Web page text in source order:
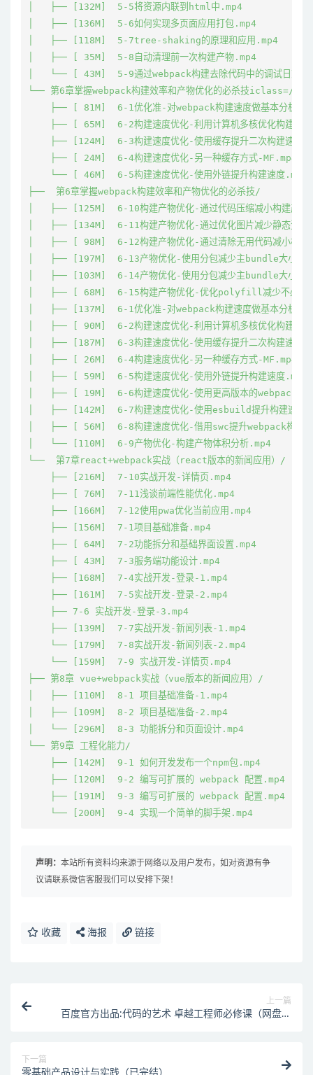
│   ├── [132M]  5-5将资源内联到html中.mp4
│   ├── [136M]  5-6如何实现多页面应用打包.mp4
│   ├── [118M]  5-7tree-shaking的原理和应用.mp4
│   ├── [ 35M]  5-8自动清理前一次构建产物.mp4
│   └── [ 43M]  5-9通过webpack构建去除代码中的调试日志
└── 第6章掌握webpack构建效率和产物优化的必杀技iclass=/
├── [ 81M]  6-1优化准-对webpack构建速度做基本分析
├── [ 65M]  6-2构建速度优化-利用计算机多核优化构建
├── [124M]  6-3构建速度优化-使用缓存提升二次构建速度
    ├── [ 24M]  6-4构建速度优化-另一种缓存方式-MF.mp4
    └── [ 46M]  6-5构建速度优化-使用外链提升构建速度.mp4
├──  第6章掌握webpack构建效率和产物优化的必杀技/
│   ├── [125M]  6-10构建产物优化-通过代码压缩减小构建产物
│   ├── [134M]  6-11构建产物优化-通过优化图片减少静态资源
│   ├── [ 98M]  6-12构建产物优化-通过清除无用代码减小构建
│   ├── [197M]  6-13产物优化-使用分包减少主bundle大小-
│   ├── [103M]  6-14产物优化-使用分包减少主bundle大小-
│   ├── [ 68M]  6-15构建产物优化-优化polyfill减少不必要的
│   ├── [137M]  6-1优化准-对webpack构建速度做基本分析
│   ├── [ 90M]  6-2构建速度优化-利用计算机多核优化构建
│   ├── [187M]  6-3构建速度优化-使用缓存提升二次构建速度
│   ├── [ 26M]  6-4构建速度优化-另一种缓存方式-MF.mp4
│   ├── [ 59M]  6-5构建速度优化-使用外链提升构建速度.mp4
│   ├── [ 19M]  6-6构建速度优化-使用更高版本的webpack和
│   ├── [142M]  6-7构建速度优化-使用esbuild提升构建速度
│   ├── [ 56M]  6-8构建速度优化-借用swc提升webpack构建
│   └── [110M]  6-9产物优化-构建产物体积分析.mp4
└──  第7章react+webpack实战（react版本的新闻应用）/
    ├── [216M]  7-10实战开发-详情页.mp4
    ├── [ 76M]  7-11浅谈前端性能优化.mp4
    ├── [166M]  7-12使用pwa优化当前应用.mp4
    ├── [156M]  7-1项目基础准备.mp4
    ├── [ 64M]  7-2功能拆分和基础界面设置.mp4
    ├── [ 43M]  7-3服务端功能设计.mp4
    ├── [168M]  7-4实战开发-登录-1.mp4
    ├── [161M]  7-5实战开发-登录-2.mp4
    ├── 7-6 实战开发-登录-3.mp4
    ├── [139M]  7-7实战开发-新闻列表-1.mp4
    └── [179M]  7-8实战开发-新闻列表-2.mp4
    └── [159M]  7-9 实战开发-详情页.mp4
├── 第8章 vue+webpack实战（vue版本的新闻应用）/
│   ├── [110M]  8-1 项目基础准备-1.mp4
│   ├── [109M]  8-2 项目基础准备-2.mp4
│   └── [296M]  8-3 功能拆分和页面设计.mp4
└── 第9章 工程化能力/
    ├── [142M]  9-1 如何开发发布一个npm包.mp4
    ├── [120M]  9-2 编写可扩展的 webpack 配置.mp4
    ├── [191M]  9-3 编写可扩展的 webpack 配置.mp4
    └── [200M]  9-4 实现一个简单的脚手架.mp4
声明： 本站所有资料均来源于网络以及用户发布，如对资源有争
议请联系微信客服我们可以安排下架！
收藏 海报 链接
上一篇
百度官方出品:代码的艺术 卓越工程师必修课（网盘无
下一篇
零基础产品设计与实践（已完结）